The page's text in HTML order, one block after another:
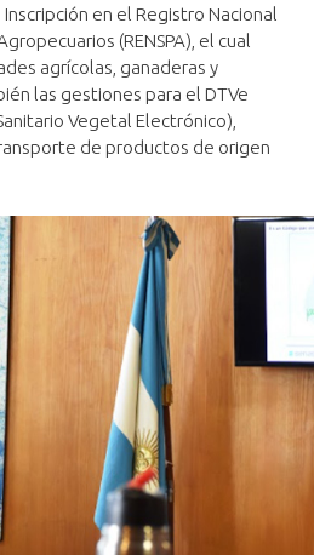
en el Registro Nacional
(RENSPA), el cual
agrícolas, ganaderas y
las gestiones para el DTVe
Vegetal Electrónico),
de productos de origen